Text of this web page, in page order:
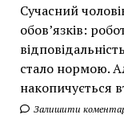
Сучасний
обов’язків:
стало нормою.
накопичується
Залишити